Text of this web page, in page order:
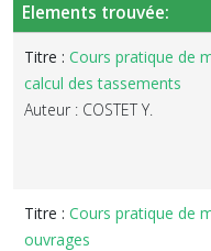
Elements trouvée:
Titre : Cours pratique de
calcul des tassements
Auteur : COSTET Y.
Titre : Cours pratique de
ouvrages